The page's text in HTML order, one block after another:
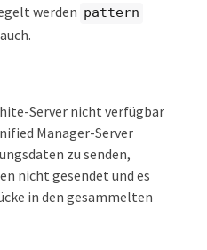
werden pattern
Server nicht verfügbar
Manager-Server
zu senden,
nicht gesendet und es
in den gesammelten